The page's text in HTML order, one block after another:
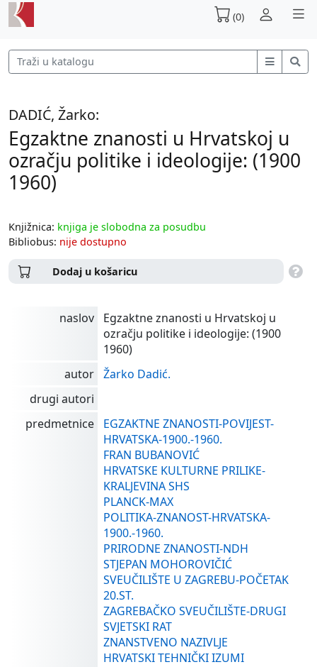
(0)
DADIĆ, Žarko:
Egzaktne znanosti u Hrvatskoj u
ozračju politike i ideologije: (1900
1960)
Knjižnica: knjiga je slobodna za posudbu
Bibliobus: nije dostupno
Dodaj u košaricu
naslov
Egzaktne znanosti u Hrvatskoj u
ozračju politike i ideologije: (1900
1960)
autor Žarko Dadić.
drugi autori
predmetnice
EGZAKTNE ZNANOSTI-POVIJEST-
HRVATSKA-1900.-1960.
FRAN BUBANOVIĆ
HRVATSKE KULTURNE PRILIKE-
KRALJEVINA SHS
PLANCK-MAX
POLITIKA-ZNANOST-HRVATSKA-
1900.-1960.
PRIRODNE ZNANOSTI-NDH
STJEPAN MOHOROVIČIĆ
SVEUČILIŠTE U ZAGREBU-POČETAK
20.ST.
ZAGREBAČKO SVEUČILIŠTE-DRUGI
SVJETSKI RAT
ZNANSTVENO NAZIVLJE
HRVATSKI TEHNIČKI IZUMI